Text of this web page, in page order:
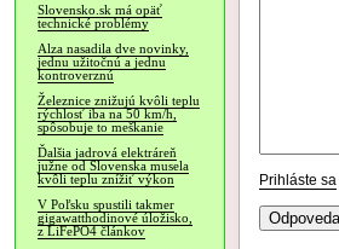
Slovensko.sk má opäť
technické problémy
Alza nasadila dve novinky,
jednu užitočnú a jednu
kontroverznú
Železnice znižujú kvôli teplu
rýchlosť iba na 50 km/h,
spôsobuje to meškanie
Ďalšia jadrová elektráreň
južne od Slovenska musela
kvôli teplu znížiť výkon
V Poľsku spustili takmer
gigawatthodinové úložisko,
z LiFePO4 článkov
Prihláste sa